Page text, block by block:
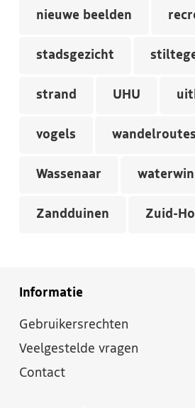
nieuwe beelden
stadsgezicht
strand UHU
vogels wandelroutes
Wassenaar
Zandduinen Zuid-
Informatie
Gebruikersrechten
Veelgestelde vragen
Contact